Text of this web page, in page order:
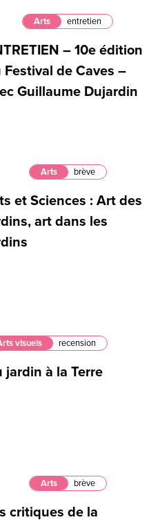
Arts entretien
– 10e édition
Festival de Caves –
Guillaume Dujardin
Arts brève
et Sciences : Art des
art dans les
visuels recension
jardin à la Terre
Arts brève
critiques de la